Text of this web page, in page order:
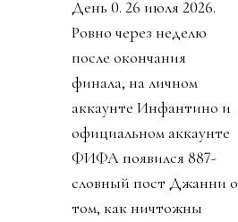
День 0. 26 июля 2026.
Ровно через неделю
после окончания
финала, на личном
аккаунте Инфантино и
официальном аккаунте
ФИФА появился 887-
словный пост Джанни о
том, как ничтожны